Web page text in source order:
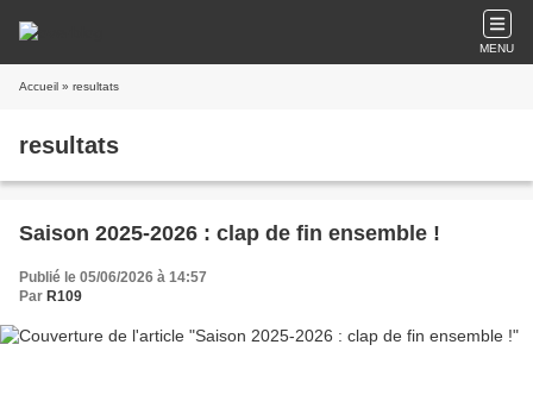
MENU
Accueil » resultats
resultats
Saison 2025-2026 : clap de fin ensemble !
Publié le 05/06/2026 à 14:57
Par R109